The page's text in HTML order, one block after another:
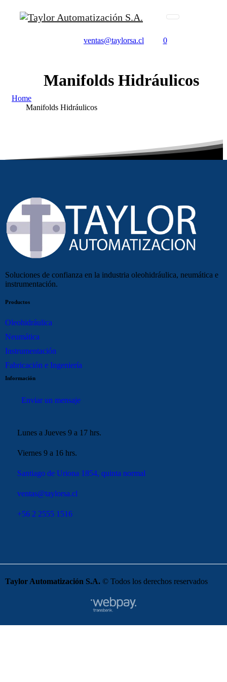
ventas@taylorsa.cl 0
Manifolds Hidráulicos
Home
Manifolds Hidráulicos
Soluciones de confianza en la industria oleohidráulica, neumática e
instrumentación.
Productos
Oleohidráulica
Neumática
Instrumentación
Fabricación e Ingeniería
Información
Enviar un mensaje
Lunes a Jueves 9 a 17 hrs.
Viernes 9 a 16 hrs.
Santiago de Uriona 1854, quinta normal
ventas@taylorsa.cl
+56 2 2555 1516
Taylor Automatización S.A. © Todos los derechos reservados